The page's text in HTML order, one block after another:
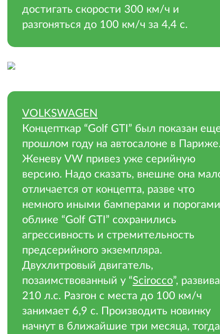
достигать скорости 300 км/ч и
разгоняться до 100 км/ч за 4,4 с.
VOLKSWAGEN
Концепткар “Golf GTI” был показан
прошлом году на автосалоне в
Женеву VW привез уже серийную
версию. Надо сказать, внешне она
отличается от концепта, разве что
немного иными бамперами и
облике “Golf GTI” сохранились
агрессивность и стремительность
предсерийного экземпляра.
Двухлитровый двигатель,
позаимствованный у “Scirocco”,
210 л.с. Разгон с места до 100 км/ч
занимает 6,9 с. Производить новинку
начнут в ближайшие три месяца, тогда